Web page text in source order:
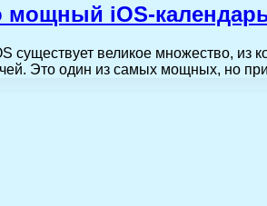
мощный iOS-
существует великое множество, из
Это один из самых мощных, но